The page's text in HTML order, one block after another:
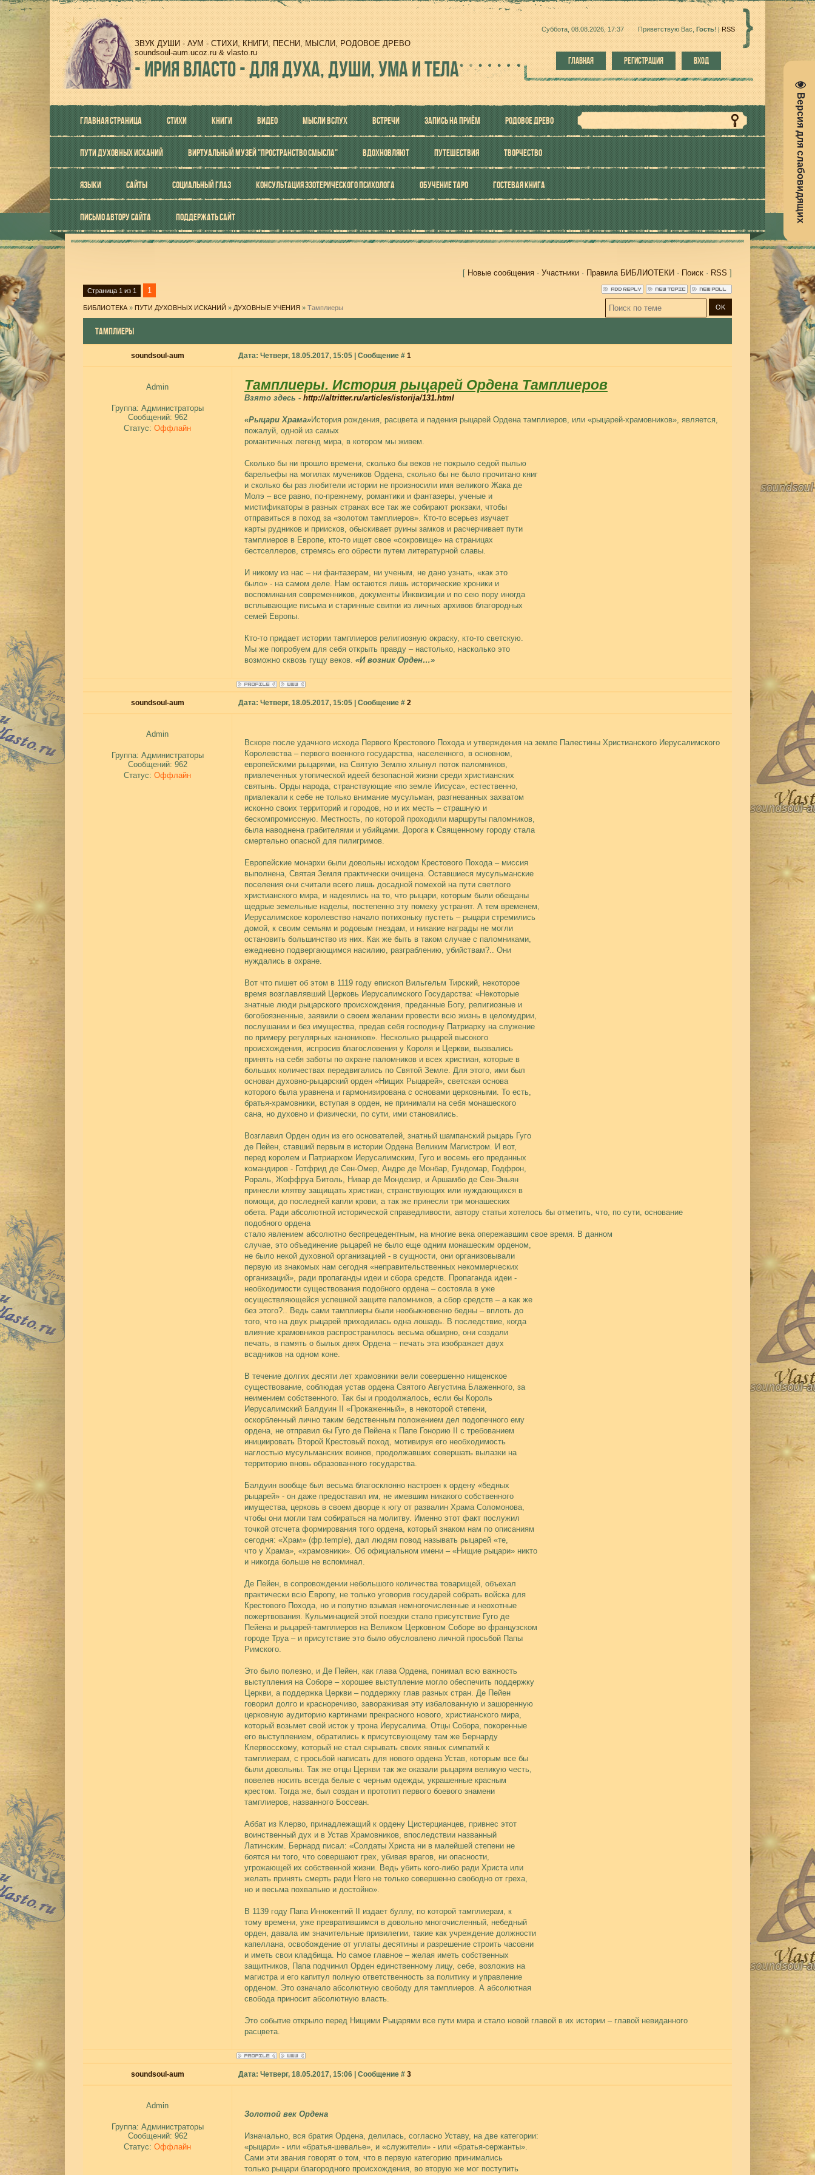
Версия для слабовидящих
ЗВУК ДУШИ - АУМ - СТИХИ, КНИГИ, ПЕСНИ, МЫСЛИ, РОДОВОЕ ДРЕВО
soundsoul-aum.ucoz.ru & vlasto.ru
-ИРИЯ ВЛАСТО - ДЛЯ ДУХА, ДУШИ, УМА И ТЕЛА
Суббота, 08.08.2026, 17:37 Приветствую Вас Гость! | RSS
ГЛАВНАЯ РЕГИСТРАЦИЯ ВХОД
ГЛАВНАЯ СТРАНИЦА СТИХИ КНИГИ ВИДЕО МЫСЛИ ВСЛУХ ВСТРЕЧИ ЗАПИСЬ НА ПРИЁМ РОДОВОЕ ДРЕВО
ПУТИ ДУХОВНЫХ ИСКАНИЙ ВИРТУАЛЬНЫЙ МУЗЕЙ "ПРОСТРАНСТВО СМЫСЛА" ВДОХНОВЛЯЮТ ПУТЕШЕСТВИЯ ТВОРЧЕСТВО
ЯЗЫКИ САЙТЫ СОЦИАЛЬНЫЙ ГЛАЗ КОНСУЛЬТАЦИЯ ЭЗОТЕРИЧЕСКОГО ПСИХОЛОГА ОБУЧЕНИЕ ТАРО ГОСТЕВАЯ КНИГА
ПИСЬМО АВТОРУ САЙТА ПОДДЕРЖАТЬ САЙТ
[ Новые сообщения · Участники · Правила БИБЛИОТЕКИ · Поиск · RSS ]
Страница 1 из 1 1
БИБЛИОТЕКА » ПУТИ ДУХОВНЫХ ИСКАНИЙ » ДУХОВНЫЕ УЧЕНИЯ » Тамплиеры
ТАМПЛИЕРЫ
soundsoul-aum Дата: Четверг, 18.05.2017, 15:05 | Сообщение # 1
Admin
Группа: Администраторы
Сообщений: 962
Статус: Оффлайн
Тамплиеры. История рыцарей Ордена Тамплиеров
Взято здесь - http://altritter.ru/articles/istorija/131.html
«Рыцари Храма»История рождения, расцвета и падения рыцарей Ордена тамплиеров, или «рыцарей-храмовников», является,
пожалуй, одной из самых
романтичных легенд мира, в котором мы живем.
Сколько бы ни прошло времени, сколько бы веков не покрыло седой пылью
барельефы на могилах мучеников Ордена, сколько бы не было прочитано книг
и сколько бы раз любители истории не произносили имя великого Жака де
Молэ – все равно, по-прежнему, романтики и фантазеры, ученые и
мистификаторы в разных странах все так же собирают рюкзаки, чтобы
отправиться в поход за «золотом тамплиеров». Кто-то всерьез изучает
карты рудников и приисков, обыскивает руины замков и расчерчивает пути
тамплиеров в Европе, кто-то ищет свое «сокровище» на страницах
бестселлеров, стремясь его обрести путем литературной славы.
И никому из нас – ни фантазерам, ни ученым, не дано узнать, «как это
было» - на самом деле. Нам остаются лишь исторические хроники и
воспоминания современников, документы Инквизиции и по сею пору иногда
всплывающие письма и старинные свитки из личных архивов благородных
семей Европы.
Кто-то придает истории тамплиеров религиозную окраску, кто-то светскую.
Мы же попробуем для себя открыть правду – настолько, насколько это
возможно сквозь гущу веков. «И возник Орден…»
soundsoul-aum Дата: Четверг, 18.05.2017, 15:05 | Сообщение # 2
Admin
Группа: Администраторы
Сообщений: 962
Статус: Оффлайн
Вскоре после удачного исхода Первого Крестового Похода и утверждения на земле Палестины Христианского Иерусалимского
Королевства – первого военного государства, населенного, в основном,
европейскими рыцарями, на Святую Землю хлынул поток паломников,
привлеченных утопической идеей безопасной жизни среди христианских
святынь. Орды народа, странствующие «по земле Иисуса», естественно,
привлекали к себе не только внимание мусульман, разгневанных захватом
исконно своих территорий и городов, но и их месть – страшную и
бескомпромиссную. Местность, по которой проходили маршруты паломников,
была наводнена грабителями и убийцами. Дорога к Священному городу стала
смертельно опасной для пилигримов.
Европейские монархи были довольны исходом Крестового Похода – миссия
выполнена, Святая Земля практически очищена. Оставшиеся мусульманские
поселения они считали всего лишь досадной помехой на пути светлого
христианского мира, и надеялись на то, что рыцари, которым были обещаны
щедрые земельные наделы, постепенно эту помеху устранят. А тем временем,
Иерусалимское королевство начало потихоньку пустеть – рыцари стремились
домой, к своим семьям и родовым гнездам, и никакие награды не могли
остановить большинство из них. Как же быть в таком случае с паломниками,
ежедневно подвергающимся насилию, разграблению, убийствам?.. Они
нуждались в охране.
Вот что пишет об этом в 1119 году епископ Вильгельм Тирский, некоторое
время возглавлявший Церковь Иерусалимского Государства: «Некоторые
знатные люди рыцарского происхождения, преданные Богу, религиозные и
богобоязненные, заявили о своем желании провести всю жизнь в целомудрии,
послушании и без имущества, предав себя господину Патриарху на служение
по примеру регулярных каноников». Несколько рыцарей высокого
происхождения, испросив благословения у Короля и Церкви, вызвались
принять на себя заботы по охране паломников и всех христиан, которые в
больших количествах передвигались по Святой Земле. Для этого, ими был
основан духовно-рыцарский орден «Нищих Рыцарей», светская основа
которого была уравнена и гармонизирована с основами церковными. То есть,
братья-храмовники, вступая в орден, не принимали на себя монашеского
сана, но духовно и физически, по сути, ими становились.
Возглавил Орден один из его основателей, знатный шампанский рыцарь Гуго
де Пейен, ставший первым в истории Ордена Великим Магистром. И вот,
перед королем и Патриархом Иерусалимским, Гуго и восемь его преданных
командиров - Готфрид де Сен-Омер, Андре де Монбар, Гундомар, Годфрон,
Рораль, Жоффруа Битоль, Нивар де Мондезир, и Аршамбо де Сен-Эньян
принесли клятву защищать христиан, странствующих или нуждающихся в
помощи, до последней капли крови, а так же принесли три монашеских
обета. Ради абсолютной исторической справедливости, автору статьи хотелось бы отметить, что, по сути, основание
подобного ордена
стало явлением абсолютно беспрецедентным, на многие века опережавшим свое время. В данном
случае, это объединение рыцарей не было еще одним монашеским орденом,
не было некой духовной организацией - в сущности, они организовывали
первую из знакомых нам сегодня «неправительственных некоммерческих
организаций», ради пропаганды идеи и сбора средств. Пропаганда идеи -
необходимости существования подобного ордена – состояла в уже
осуществляющейся успешной защите паломников, а сбор средств – а как же
без этого?.. Ведь сами тамплиеры были необыкновенно бедны – вплоть до
того, что на двух рыцарей приходилась одна лошадь. В последствие, когда
влияние храмовников распространилось весьма обширно, они создали
печать, в память о былых днях Ордена – печать эта изображает двух
всадников на одном коне.
В течение долгих десяти лет храмовники вели совершенно нищенское
существование, соблюдая устав ордена Святого Августина Блаженного, за
неимением собственного. Так бы и продолжалось, если бы Король
Иерусалимский Балдуин II «Прокаженный», в некоторой степени,
оскорбленный лично таким бедственным положением дел подопечного ему
ордена, не отправил бы Гуго де Пейена к Папе Гонорию II с требованием
инициировать Второй Крестовый поход, мотивируя его необходимость
наглостью мусульманских воинов, продолжавших совершать вылазки на
территорию вновь образованного государства.
Балдуин вообще был весьма благосклонно настроен к ордену «бедных
рыцарей» - он даже предоставил им, не имевшим никакого собственного
имущества, церковь в своем дворце к югу от развалин Храма Соломонова,
чтобы они могли там собираться на молитву. Именно этот факт послужил
точкой отсчета формирования того ордена, который знаком нам по описаниям
сегодня: «Храм» (фр.temple), дал людям повод называть рыцарей «те,
что у Храма», «храмовники». Об официальном имени – «Нищие рыцари» никто
и никогда больше не вспоминал.
Де Пейен, в сопровождении небольшого количества товарищей, объехал
практически всю Европу, не только уговорив государей собрать войска для
Крестового Похода, но и попутно взымая немногочисленные и неохотные
пожертвования. Кульминацией этой поездки стало присутствие Гуго де
Пейена и рыцарей-тамплиеров на Великом Церковном Соборе во французском
городе Труа – и присутствие это было обусловлено личной просьбой Папы
Римского.
Это было полезно, и Де Пейен, как глава Ордена, понимал всю важность
выступления на Соборе – хорошее выступление могло обеспечить поддержку
Церкви, а поддержка Церкви – поддержку глав разных стран. Де Пейен
говорил долго и красноречиво, завораживая эту избалованную и зашоренную
церковную аудиторию картинами прекрасного нового, христианского мира,
который возьмет свой исток у трона Иерусалима. Отцы Собора, покоренные
его выступлением, обратились к присутсвующему там же Бернарду
Клервосскому, который не стал скрывать своих явных симпатий к
тамплиерам, с просьбой написать для нового ордена Устав, которым все бы
были довольны. Так же отцы Церкви так же оказали рыцарям великую честь,
повелев носить всегда белые с черным одежды, украшенные красным
крестом. Тогда же, был создан и прототип первого боевого знамени
тамплиеров, названного Боссеан.
Аббат из Клерво, принадлежащий к ордену Цистерцианцев, привнес этот
воинственный дух и в Устав Храмовников, впоследствии названный
Латинским. Бернард писал: «Солдаты Христа ни в малейшей степени не
боятся ни того, что совершают грех, убивая врагов, ни опасности,
угрожающей их собственной жизни. Ведь убить кого-либо ради Христа или
желать принять смерть ради Него не только совершенно свободно от греха,
но и весьма похвально и достойно».
В 1139 году Папа Иннокентий II издает буллу, по которой тамплиерам, к
тому времени, уже превратившимся в довольно многочисленный, небедный
орден, давала им значительные привилегии, такие как учреждение должности
капеллана, освобождение от уплаты десятины и разрешение строить часовни
и иметь свои кладбища. Но самое главное – желая иметь собственных
защитников, Папа подчинил Орден единственному лицу, себе, возложив на
магистра и его капитул полную ответственность за политику и управление
орденом. Это означало абсолютную свободу для тамплиеров. А абсолютная
свобода приносит абсолютную власть.
Это событие открыло перед Нищими Рыцарями все пути мира и стало новой главой в их истории – главой невиданного
расцвета.
soundsoul-aum Дата: Четверг, 18.05.2017, 15:06 | Сообщение # 3
Admin
Группа: Администраторы
Сообщений: 962
Статус: Оффлайн
Золотой век Ордена
Изначально, вся братия Ордена, делилась, согласно Уставу, на две категории:
«рыцари» - или «братья-шевалье», и «служители» - или «братья-сержанты».
Сами эти звания говорят о том, что в первую категорию принимались
только рыцари благородного происхождения, во вторую же мог поступить